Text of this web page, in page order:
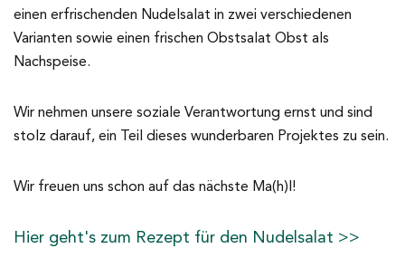
einen erfrischenden Nudelsalat in zwei verschiedenen
Varianten sowie einen frischen Obstsalat Obst als
Nachspeise.
Wir nehmen unsere soziale Verantwortung ernst und sind
stolz darauf, ein Teil dieses wunderbaren Projektes zu sein.
Wir freuen uns schon auf das nächste Ma(h)l!
Hier geht's zum Rezept für den Nudelsalat >>